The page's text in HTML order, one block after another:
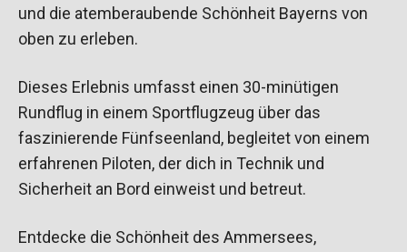
und die atemberaubende Schönheit Bayerns von
oben zu erleben.
Dieses Erlebnis umfasst einen 30-minütigen
Rundflug in einem Sportflugzeug über das
faszinierende Fünfseenland, begleitet von einem
erfahrenen Piloten, der dich in Technik und
Sicherheit an Bord einweist und betreut.
Entdecke die Schönheit des Ammersees,